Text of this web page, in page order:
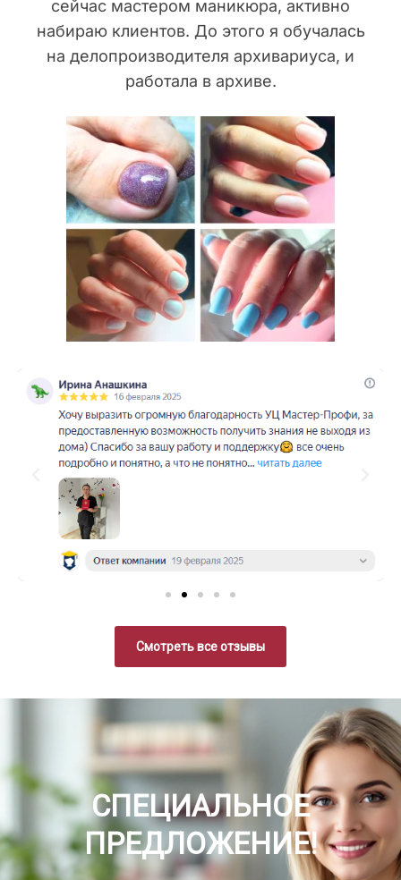
сейчас мастером маникюра, активно
набираю клиентов. До этого я обучалась
на делопроизводителя архивариуса, и
работала в архиве.
Смотреть все отзывы
СПЕЦИАЛЬНОЕ
ПРЕДЛОЖЕНИЕ!